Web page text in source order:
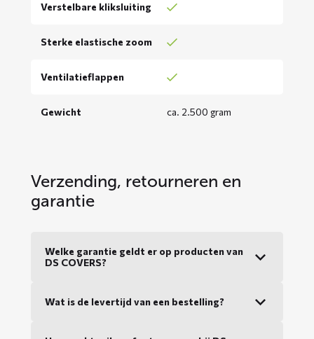
Verstelbare kliksluiting
Sterke elastische zoom
Ventilatieflappen
Gewicht ca. 2.500 gram
Verzending, retourneren en
garantie
Welke garantie geldt er op producten van
DS COVERS?
Wat is de levertijd van een bestelling?